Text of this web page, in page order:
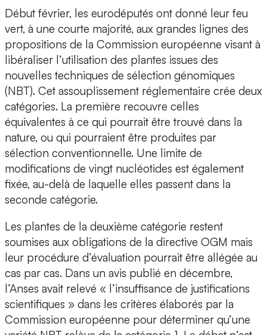
Début février, les eurodéputés ont donné leur feu
vert, à une courte majorité, aux grandes lignes des
propositions de la Commission européenne visant à
libéraliser l’utilisation des plantes issues des
nouvelles techniques de sélection génomiques
(NBT). Cet assouplissement réglementaire crée deux
catégories. La première recouvre celles
équivalentes à ce qui pourrait être trouvé dans la
nature, ou qui pourraient être produites par
sélection conventionnelle. Une limite de
modifications de vingt nucléotides est également
fixée, au-delà de laquelle elles passent dans la
seconde catégorie.
Les plantes de la deuxième catégorie restent
soumises aux obligations de la directive OGM mais
leur procédure d’évaluation pourrait être allégée au
cas par cas. Dans un avis publié en décembre,
l’Anses avait relevé « l’insuffisance de justifications
scientifiques » dans les critères élaborés par la
Commission européenne pour déterminer qu’une